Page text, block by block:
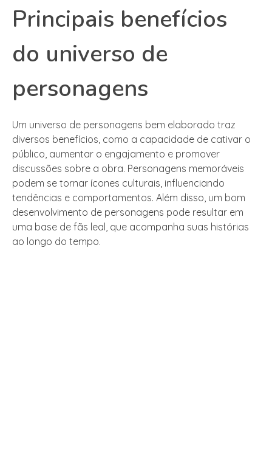
Principais benefícios
do universo de
personagens
Um universo de personagens bem elaborado traz
diversos benefícios, como a capacidade de cativar o
público, aumentar o engajamento e promover
discussões sobre a obra. Personagens memoráveis
podem se tornar ícones culturais, influenciando
tendências e comportamentos. Além disso, um bom
desenvolvimento de personagens pode resultar em
uma base de fãs leal, que acompanha suas histórias
ao longo do tempo.